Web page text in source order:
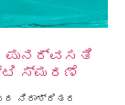
ಪುನರ್ವಸತಿ
ಸ್ಮರಣೆ
ನಿರಾಶ್ರಿತರ